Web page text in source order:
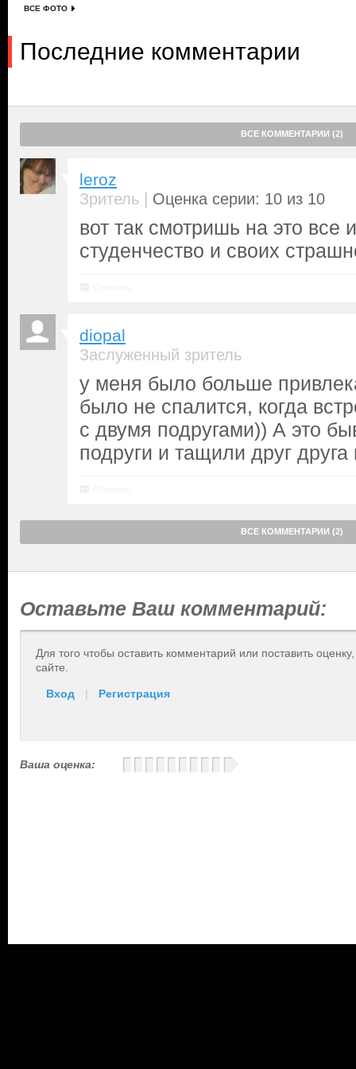
ВСЕ ФОТО
Последние комментарии
ВСЕ КОММЕНТАРИИ (2)
leroz
Зритель | Оценка серии: 10 из 10
вот так смотришь на это все
студенчество и своих
diopal
Заслуженный зритель
у меня было больше
было не спалится, когда
с двумя подругами)) А это
подруги и тащили друг друга
ВСЕ КОММЕНТАРИИ (2)
Оставьте Ваш комментарий:
Для того чтобы оставить комментарий или поставить
сайте.
Вход | Регистрация
Ваша оценка: